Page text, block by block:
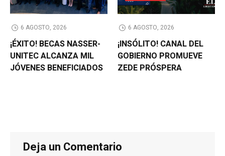
6 AGOSTO, 2026
¡ÉXITO! BECAS NASSER-
UNITEC ALCANZA MIL
JÓVENES BENEFICIADOS
6 AGOSTO, 2026
¡INSÓLITO! CANAL DEL
GOBIERNO PROMUEVE
ZEDE PRÓSPERA
Deja un Comentario